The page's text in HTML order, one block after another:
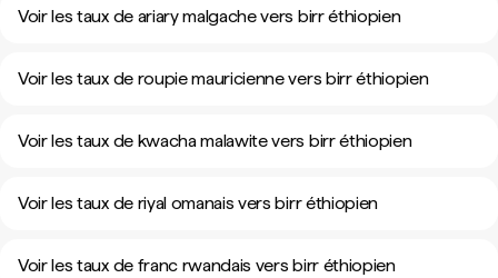
Voir les taux de ariary malgache vers birr éthiopien
Voir les taux de roupie mauricienne vers birr éthiopien
Voir les taux de kwacha malawite vers birr éthiopien
Voir les taux de riyal omanais vers birr éthiopien
Voir les taux de franc rwandais vers birr éthiopien